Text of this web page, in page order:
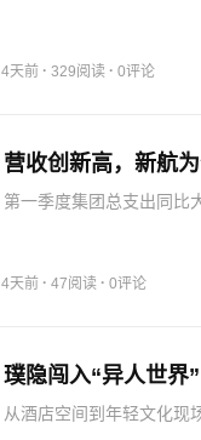
4天前 · 329阅读 · 0评论
营收创新高，新航
第一季度集团总支出同比
化…
4天前 · 47阅读 · 0评论
璞隐闯入“异人世界
从酒店空间到年轻文化现